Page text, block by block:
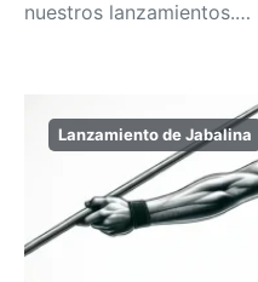
nuestros lanzamientos.…
Lanzamiento de Jabalina